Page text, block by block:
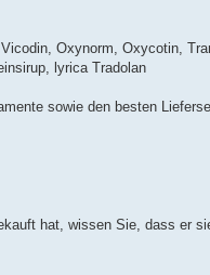
Oxynorm, Oxycotin,
lyrica Tradolan
sowie den besten
hat, wissen Sie, dass er